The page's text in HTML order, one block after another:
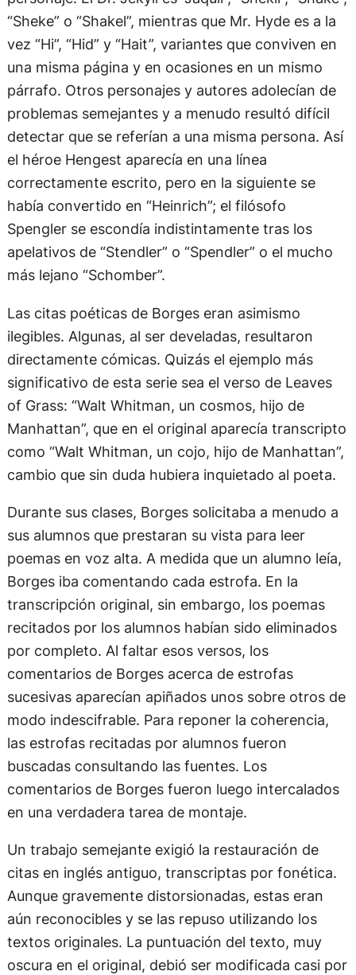
“Sheke” o “Shakel”, mientras que Mr. Hyde es a la
vez “Hi”, “Hid” y “Hait”, variantes que conviven en
una misma página y en ocasiones en un mismo
párrafo. Otros personajes y autores adolecían de
problemas semejantes y a menudo resultó difícil
detectar que se referían a una misma persona. Así
el héroe Hengest aparecía en una línea
correctamente escrito, pero en la siguiente se
había convertido en “Heinrich”; el filósofo
Spengler se escondía indistintamente tras los
apelativos de “Stendler” o “Spendler” o el mucho
más lejano “Schomber”.
Las citas poéticas de Borges eran asimismo
ilegibles. Algunas, al ser develadas, resultaron
directamente cómicas. Quizás el ejemplo más
significativo de esta serie sea el verso de Leaves
of Grass: “Walt Whitman, un cosmos, hijo de
Manhattan”, que en el original aparecía transcripto
como “Walt Whitman, un cojo, hijo de Manhattan”,
cambio que sin duda hubiera inquietado al poeta.
Durante sus clases, Borges solicitaba a menudo a
sus alumnos que prestaran su vista para leer
poemas en voz alta. A medida que un alumno leía,
Borges iba comentando cada estrofa. En la
transcripción original, sin embargo, los poemas
recitados por los alumnos habían sido eliminados
por completo. Al faltar esos versos, los
comentarios de Borges acerca de estrofas
sucesivas aparecían apiñados unos sobre otros de
modo indescifrable. Para reponer la coherencia,
las estrofas recitadas por alumnos fueron
buscadas consultando las fuentes. Los
comentarios de Borges fueron luego intercalados
en una verdadera tarea de montaje.
Un trabajo semejante exigió la restauración de
citas en inglés antiguo, transcriptas por fonética.
Aunque gravemente distorsionadas, estas eran
aún reconocibles y se las repuso utilizando los
textos originales. La puntuación del texto, muy
oscura en el original, debió ser modificada casi por